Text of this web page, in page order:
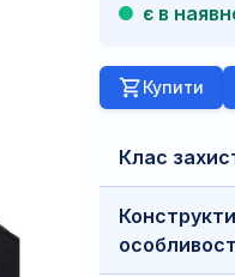
є в
Купити
Клас